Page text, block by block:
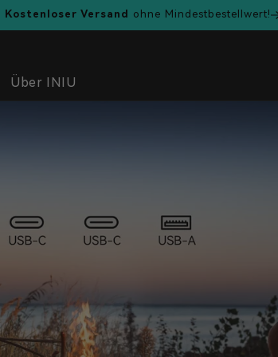
Kostenloser Versand ohne Mindestbestellwert!
Über INIU